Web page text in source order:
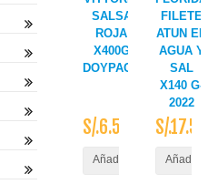
SALSA
ROJA
X400G
DOYPACK
S/.6.50
Añadir al Carrito
FILETE
ATUN EN
AGUA Y
SAL
X140 G-
2022
S/.17.50
Añadir